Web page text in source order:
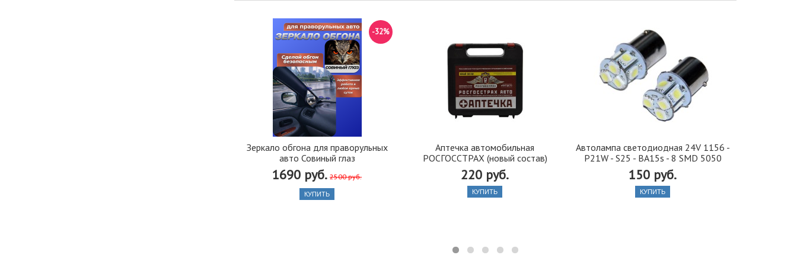
Зеркало обгона для праворульных
авто Совиный глаз
1690 руб. 2500 руб.
-32%
КУПИТЬ
Аптечка автомобильная
РОСГОССТРАХ (новый состав)
220 руб.
КУПИТЬ
Автолампа cветодиодная 24V 1156 -
P21W - S25 - BA15s - 8 SMD 5050
150 руб.
КУПИТЬ